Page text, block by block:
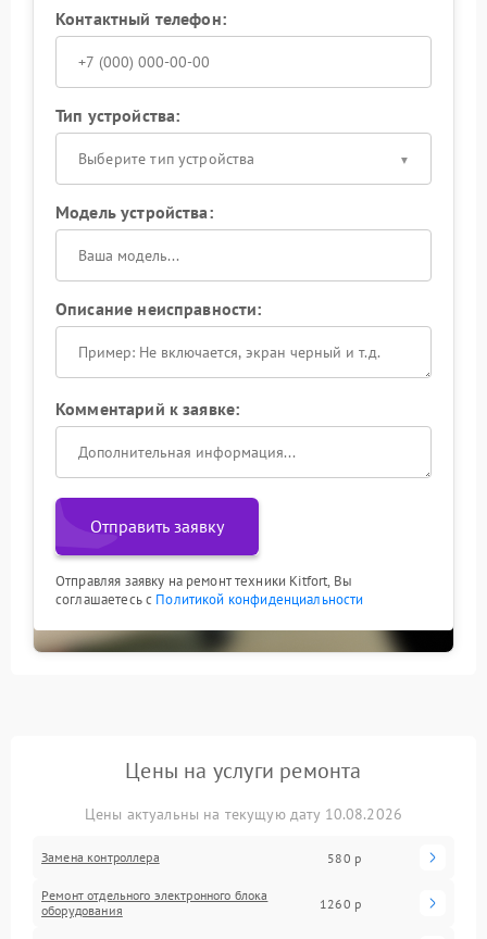
Контактный телефон:
Тип устройства:
Выберите тип устройства
Модель устройства:
Описание неисправности:
Комментарий к заявке:
Отправить заявку
Отправляя заявку на ремонт техники Kitfort, Вы
соглашаетесь с Политикой конфиденциальности
Цены на услуги ремонта
Цены актуальны на текущую дату 10.08.2026
Замена контроллера 580 р
Ремонт отдельного электронного блока
оборудования
1260 р